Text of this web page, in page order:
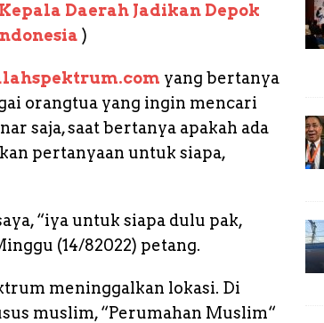
Daerah Jadikan Depok
)
yang bertanya
orangtua yang ingin mencari
saja, saat bertanya apakah ada
pertanyaan untuk siapa,
“iya untuk siapa dulu pak,
(14/82022) petang.
meninggalkan lokasi. Di
muslim, “Perumahan Muslim“